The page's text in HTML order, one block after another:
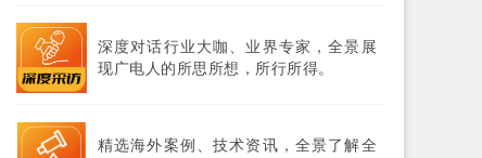
深度对话行业大咖、业界专家，全景展
现广电人的所思所想，所行所得。
精选海外案例、技术资讯，全景了解全